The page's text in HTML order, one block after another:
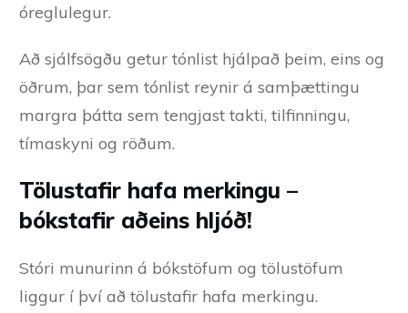
óreglulegur.
Að sjálfsögðu getur tónlist hjálpað þeim, eins og
öðrum, þar sem tónlist reynir á samþættingu
margra þátta sem tengjast takti, tilfinningu,
tímaskyni og röðum.
Tölustafir hafa merkingu –
bókstafir aðeins hljóð!
Stóri munurinn á bókstöfum og tölustöfum
liggur í því að tölustafir hafa merkingu.